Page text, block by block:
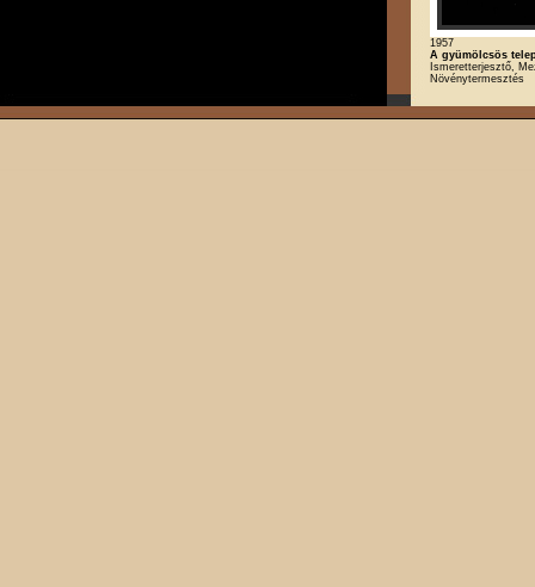
1957
A gyümölcsös
Ismeretterjesztő,
Növénytermesztés